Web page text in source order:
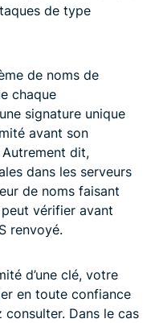
de type
de noms de
chaque
signature unique
avant son
dit,
dans les serveurs
de noms faisant
vérifier avant
renvoyé.
d’une clé, votre
en toute confiance
Dans le cas